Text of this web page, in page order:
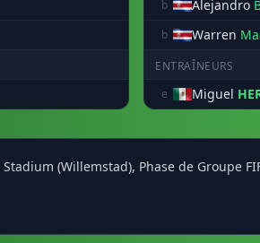
b Alejandro
b Warren
ENTRAÎNEURS
e
Miguel
(Willemstad), Phase de Groupe